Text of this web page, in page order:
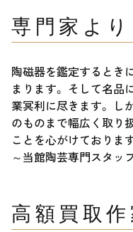
専門家より
陶磁器を鑑定するとき
まります。 そして名品
業冥利に尽きます。 し
のものまで幅広く取り
ことを心がけております
～当館陶芸専門スタッ
高額買取作